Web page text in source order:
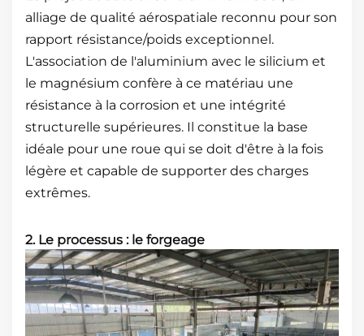
alliage de qualité aérospatiale reconnu pour son
rapport résistance/poids exceptionnel.
L'association de l'aluminium avec le silicium et
le magnésium confère à ce matériau une
résistance à la corrosion et une intégrité
structurelle supérieures. Il constitue la base
idéale pour une roue qui se doit d'être à la fois
légère et capable de supporter des charges
extrêmes.
2. Le processus : le forgeage